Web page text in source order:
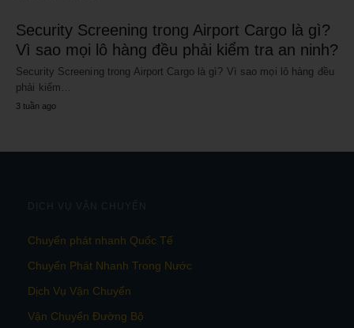
Security Screening trong Airport Cargo là gì?
Vì sao mọi lô hàng đều phải kiểm tra an ninh?
Security Screening trong Airport Cargo là gì? Vì sao mọi lô hàng đều
phải kiểm…
3 tuần ago
DỊCH VỤ VẬN CHUYỂN
Chuyển phát nhanh Quốc Tế
Chuyển Phát Nhanh Trong Nước
Dịch Vụ Vận Chuyển
Vận Chuyển Đường Bộ